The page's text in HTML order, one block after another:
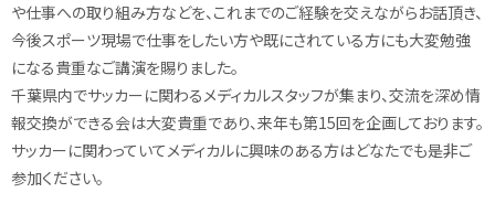
や仕事への取り組み方などを、これまでのご経験を交えながらお話頂き、
今後スポーツ現場で仕事をしたい方や既にされている方にも大変勉強
になる貴重なご講演を賜りました。
千葉県内でサッカーに関わるメディカルスタッフが集まり、交流を深め情
報交換ができる会は大変貴重であり、来年も第15回を企画しております。
サッカーに関わっていてメディカルに興味のある方はどなたでも是非ご
参加ください。